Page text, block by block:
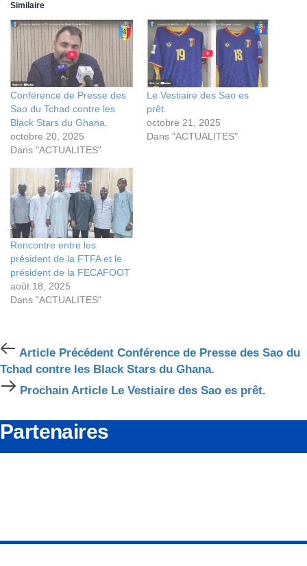
Similaire
Conférence de Presse des
Sao du Tchad contre les
Black Stars du Ghana.
octobre 20, 2025
Dans "ACTUALITES"
Le Vestiaire des Sao es
prêt.
octobre 21, 2025
Dans "ACTUALITES"
Rencontre entre les
président de la FTFA et le
président de la FECAFOOT
août 18, 2025
Dans "ACTUALITES"
Article
Précédent
Article Précédent Conférence de Presse des Sao du
Tchad contre les Black Stars du Ghana.
Prochain
Prochain Article Le Vestiaire des Sao es prêt.
Partenaires